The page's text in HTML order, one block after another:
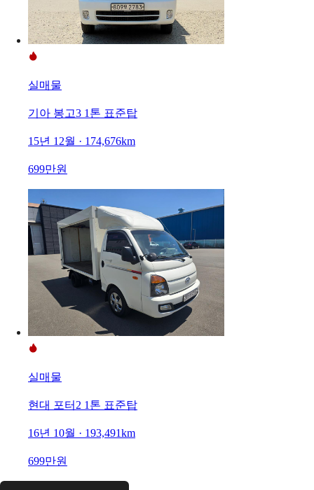
실매물
기아 봉고3 1톤 표준탑
15년 12월 · 174,676km
699만원
실매물
현대 포터2 1톤 표준탑
16년 10월 · 193,491km
699만원